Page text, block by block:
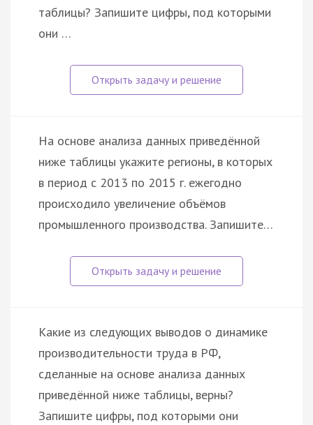
таблицы? Запишите цифры, под которыми
они …
На основе анализа данных приведённой
ниже таблицы укажите регионы, в которых
в период с 2013 по 2015 г. ежегодно
происходило увеличение объёмов
промышленного производства. Запишите…
Какие из следующих выводов о динамике
производительности труда в РФ,
сделанные на основе анализа данных
приведённой ниже таблицы, верны?
Запишите цифры, под которыми они